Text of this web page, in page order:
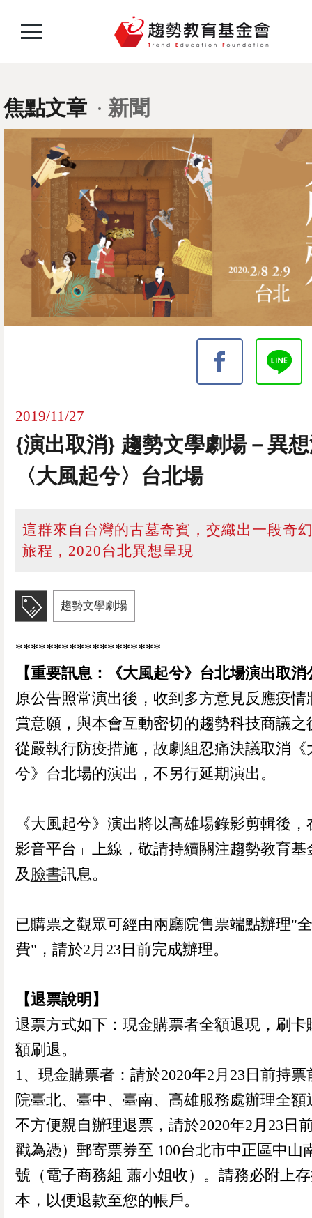
焦點文章 新聞
2019/11/27
{演出取消} 趨勢文學劇場－異
〈大風起兮〉台北場
這群來自台灣的古墓奇賓，交織出一段奇
旅程，2020台北異想呈現
趨勢文學劇場
*******************
【重要訊息：《大風起兮》台北場演出取消
原公告照常演出後，收到多方意見反應疫情
賞意願，與本會互動密切的趨勢科技商議之
從嚴執行防疫措施，故劇組忍痛決議取消《
兮》台北場的演出，不另行延期演出。
《大風起兮》演出將以高雄場錄影剪輯後，
影音平台」上線，敬請持續關注趨勢教育基
及 臉書訊息。
已購票之觀眾可經由兩廳院售票端點辦理"
費"，請於2月23日前完成辦理。
【退票說明】
退票方式如下：現金購票者全額退現，刷卡
額刷退。
1、現金購票者：請於2020年2月23日前持票
院臺北、臺中、臺南、高雄服務處辦理全額
不方便親自辦理退票，請於2020年2月23日
戳為憑）郵寄票券至 100台北市中正區中山
號（電子商務組 蕭小姐收）。請務必附上
本，以便退款至您的帳戶。